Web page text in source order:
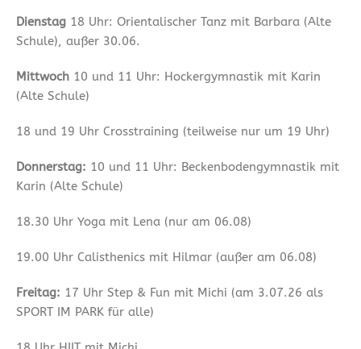
Dienstag 18 Uhr: Orientalischer Tanz mit Barbara (Alte
Schule), außer 30.06.
Mittwoch 10 und 11 Uhr: Hockergymnastik mit Karin
(Alte Schule)
18 und 19 Uhr Crosstraining (teilweise nur um 19 Uhr)
Donnerstag: 10 und 11 Uhr: Beckenbodengymnastik mit
Karin (Alte Schule)
18.30 Uhr Yoga mit Lena (nur am 06.08)
19.00 Uhr Calisthenics mit Hilmar (außer am 06.08)
Freitag: 17 Uhr Step & Fun mit Michi (am 3.07.26 als
SPORT IM PARK für alle)